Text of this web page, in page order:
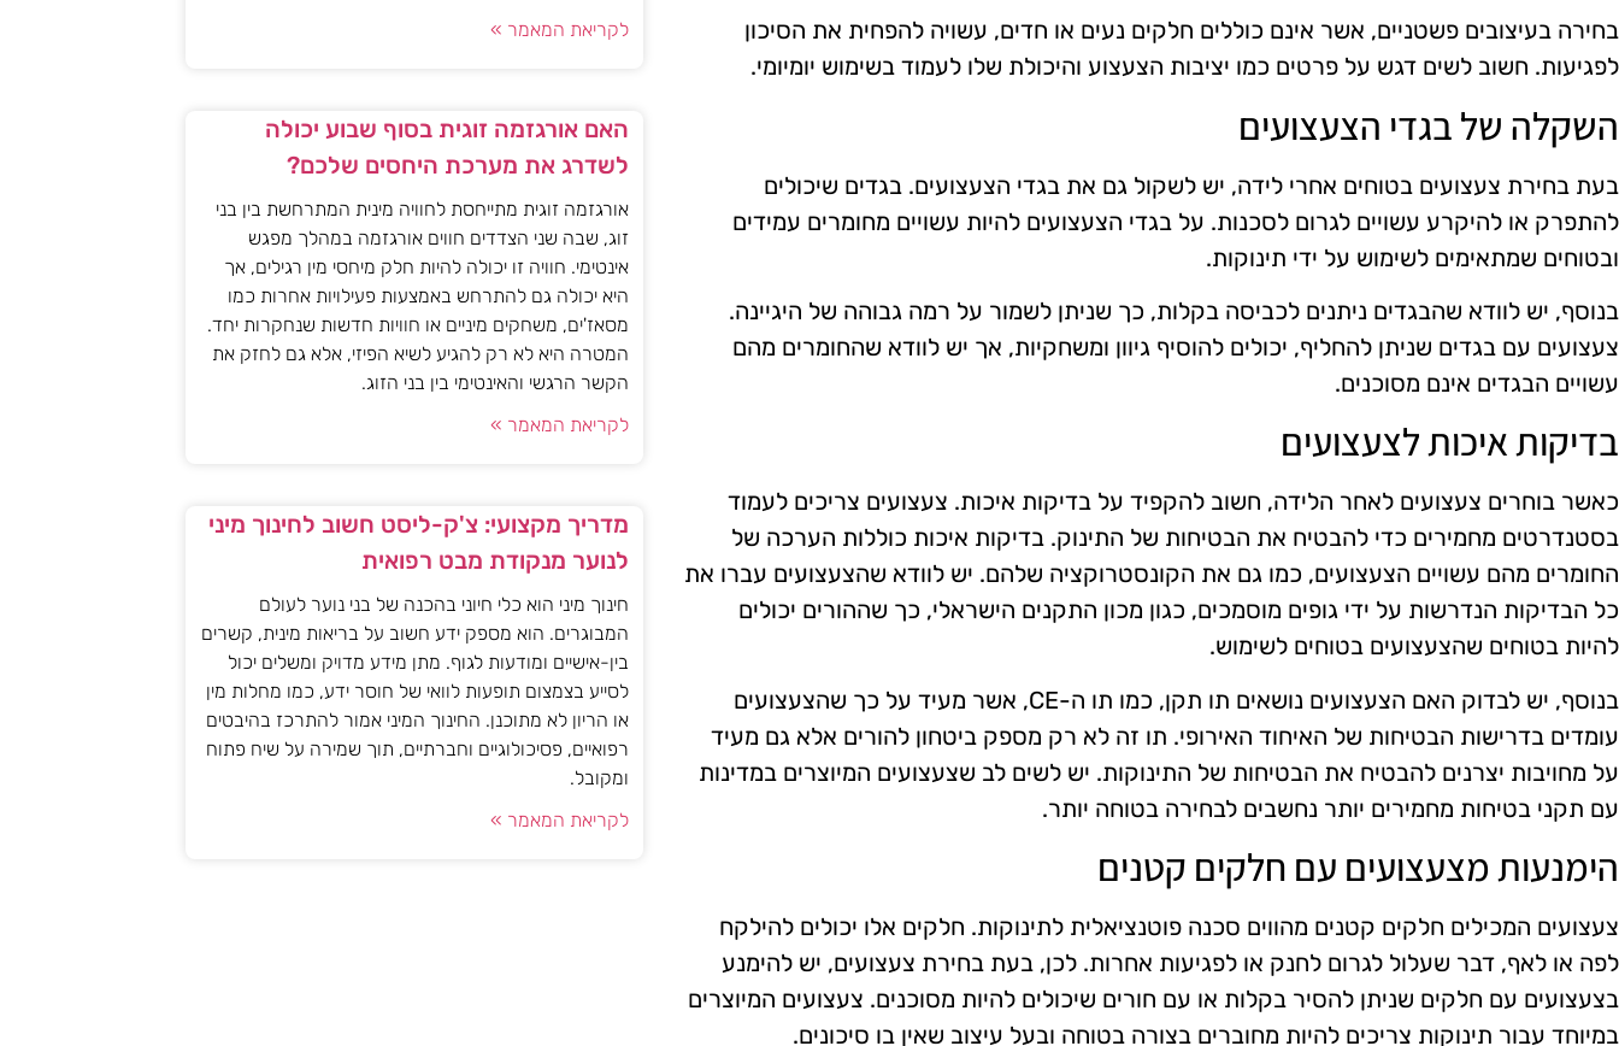
בחירה בעיצובים פשטניים, אשר אינם כוללים חלקים נעים או חדים, עשויה להפחית את הסיכון
לפגיעות. חשוב לשים דגש על פרטים כמו יציבות הצעצוע והיכולת שלו לעמוד בשימוש יומיומי.
השקלה של בגדי הצעצועים
בעת בחירת צעצועים בטוחים אחרי לידה, יש לשקול גם את בגדי הצעצועים. בגדים שיכולים
להתפרק או להיקרע עשויים לגרום לסכנות. על בגדי הצעצועים להיות עשויים מחומרים עמידים
ובטוחים שמתאימים לשימוש על ידי תינוקות.
בנוסף, יש לוודא שהבגדים ניתנים לכביסה בקלות, כך שניתן לשמור על רמה גבוהה של היגיינה.
צעצועים עם בגדים שניתן להחליף, יכולים להוסיף גיוון ומשחקיות, אך יש לוודא שהחומרים מהם
עשויים הבגדים אינם מסוכנים.
בדיקות איכות לצעצועים
כאשר בוחרים צעצועים לאחר הלידה, חשוב להקפיד על בדיקות איכות. צעצועים צריכים לעמוד
בסטנדרטים מחמירים כדי להבטיח את הבטיחות של התינוק. בדיקות איכות כוללות הערכה של
החומרים מהם עשויים הצעצועים, כמו גם את הקונסטרוקציה שלהם. יש לוודא שהצעצועים עברו את
כל הבדיקות הנדרשות על ידי גופים מוסמכים, כגון מכון התקנים הישראלי, כך שההורים יכולים
להיות בטוחים שהצעצועים בטוחים לשימוש.
בנוסף, יש לבדוק האם הצעצועים נושאים תו תקן, כמו תו ה-CE, אשר מעיד על כך שהצעצועים
עומדים בדרישות הבטיחות של האיחוד האירופי. תו זה לא רק מספק ביטחון להורים אלא גם מעיד
על מחויבות יצרנים להבטיח את הבטיחות של התינוקות. יש לשים לב שצעצועים המיוצרים במדינות
עם תקני בטיחות מחמירים יותר נחשבים לבחירה בטוחה יותר.
הימנעות מצעצועים עם חלקים קטנים
צעצועים המכילים חלקים קטנים מהווים סכנה פוטנציאלית לתינוקות. חלקים אלו יכולים להילקח
לפה או לאף, דבר שעלול לגרום לחנק או לפגיעות אחרות. לכן, בעת בחירת צעצועים, יש להימנע
בצעצועים עם חלקים שניתן להסיר בקלות או עם חורים שיכולים להיות מסוכנים. צעצועים המיוצרים
במיוחד עבור תינוקות צריכים להיות מחוברים בצורה בטוחה ובעל עיצוב שאין בו סיכונים.
לקריאת המאמר »
האם אורגזמה זוגית בסוף שבוע יכולה
לשדרג את מערכת היחסים שלכם?
אורגזמה זוגית מתייחסת לחוויה מינית המתרחשת בין בני
זוג, שבה שני הצדדים חווים אורגזמה במהלך מפגש
אינטימי. חוויה זו יכולה להיות חלק מיחסי מין רגילים, אך
היא יכולה גם להתרחש באמצעות פעילויות אחרות כמו
מסאז'ים, משחקים מיניים או חוויות חדשות שנחקרות יחד.
המטרה היא לא רק להגיע לשיא הפיזי, אלא גם לחזק את
הקשר הרגשי והאינטימי בין בני הזוג.
לקריאת המאמר »
מדריך מקצועי: צ'ק-ליסט חשוב לחינוך מיני
לנוער מנקודת מבט רפואית
חינוך מיני הוא כלי חיוני בהכנה של בני נוער לעולם
המבוגרים. הוא מספק ידע חשוב על בריאות מינית, קשרים
בין-אישיים ומודעות לגוף. מתן מידע מדויק ומשלים יכול
לסייע בצמצום תופעות לוואי של חוסר ידע, כמו מחלות מין
או הריון לא מתוכנן. החינוך המיני אמור להתרכז בהיבטים
רפואיים, פסיכולוגיים וחברתיים, תוך שמירה על שיח פתוח
ומקובל.
לקריאת המאמר »